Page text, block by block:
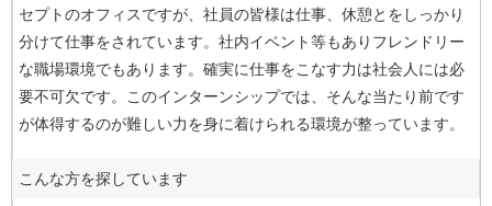
セプトのオフィスですが、社員の皆様は仕事、休憩とをしっかり
分けて仕事をされています。社内イベント等もありフレンドリー
な職場環境でもあります。確実に仕事をこなす力は社会人には必
要不可欠です。このインターンシップでは、そんな当たり前です
が体得するのが難しい力を身に着けられる環境が整っています。
こんな方を探しています